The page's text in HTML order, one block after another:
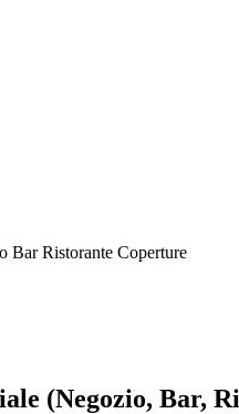
Bar Ristorante Coperture
(Negozio, Bar,